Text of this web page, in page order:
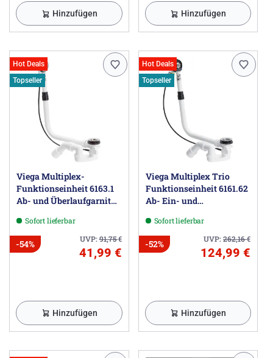
Hinzufügen Hinzufügen
Hot Deals
Topseller
Viega Multiplex-
Funktionseinheit 6163.1
Ab- und Überlaufgarnitur
Sofort lieferbar
UVP:91,75€
-54%
41,99 €
Hinzufügen
Hot Deals
Topseller
Viega Multiplex Trio
Funktionseinheit 6161.62
Ab- Ein- und
Sonderlänge
Sofort lieferbar
UVP:262,16€
-52%
124,99 €
Hinzufügen